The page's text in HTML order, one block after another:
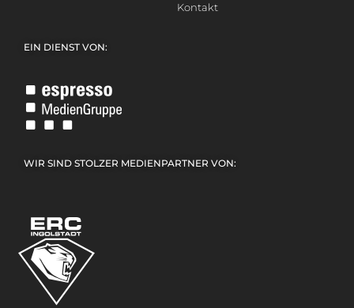
Kontakt
EIN DIENST VON:
WIR SIND STOLZER MEDIENPARTNER VON: